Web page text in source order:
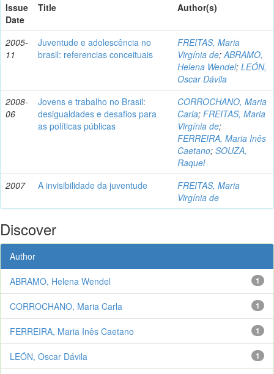
Issue
Date
Title Author(s)
2005-
11
Juventude e adolescência no
brasil: referencias conceituais
FREITAS, Maria
Virgínia de; ABRAMO,
Helena Wendel; LEÓN,
Oscar Dávila
2008-
06
Jovens e trabalho no Brasil:
desigualdades e desafios para
as políticas públicas
CORROCHANO, Maria
Carla; FREITAS, Maria
Virgínia de;
FERREIRA, Maria Inês
Caetano; SOUZA,
Raquel
2007
A invisibilidade da juventude
FREITAS, Maria
Virgínia de
Discover
Author
1
ABRAMO, Helena Wendel
1
CORROCHANO, Maria Carla
1
FERREIRA, Maria Inês Caetano
1
LEÓN, Oscar Dávila